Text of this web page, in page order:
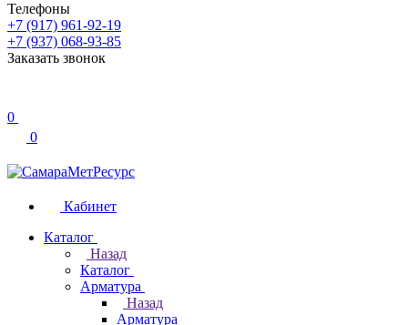
Телефоны
+7 (917) 961-92-19
+7 (937) 068-93-85
Заказать звонок
0
0
Кабинет
Каталог
Назад
Каталог
Арматура
Назад
Арматура